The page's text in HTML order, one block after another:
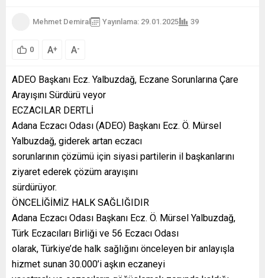
Mehmet Demiral Yayınlama: 29.01.2025 39
0 A+ A-
ADEO Başkanı Ecz. Yalbuzdağ, Eczane Sorunlarına Çare
Arayışını Sürdürü veyor
ECZACILAR DERTLİ
Adana Eczacı Odası (ADEO) Başkanı Ecz. Ö. Mürsel
Yalbuzdağ, giderek artan eczacı
sorunlarının çözümü için siyasi partilerin il başkanlarını
ziyaret ederek çözüm arayışını
sürdürüyor.
ÖNCELİĞİMİZ HALK SAĞLIĞIDIR
Adana Eczacı Odası Başkanı Ecz. Ö. Mürsel Yalbuzdağ,
Türk Eczacıları Birliği ve 56 Eczacı Odası
olarak, Türkiye’de halk sağlığını önceleyen bir anlayışla
hizmet sunan 30.000’i aşkın eczaneyi